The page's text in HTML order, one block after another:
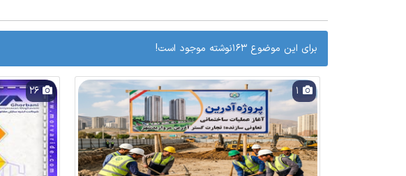
برای این موضوع 163نوشته موجود است!
26